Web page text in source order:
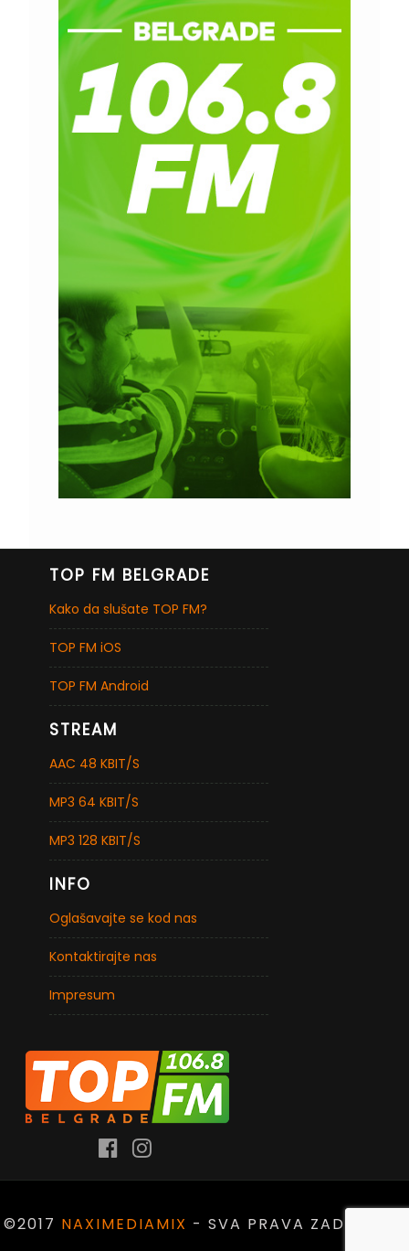
TOP FM BELGRADE
Kako da slušate TOP FM?
TOP FM iOS
TOP FM Android
STREAM
AAC 48 KBIT/S
MP3 64 KBIT/S
MP3 128 KBIT/S
INFO
Oglašavajte se kod nas
Kontaktirajte nas
Impresum
©2017 NAXIMEDIAMIX - SVA PRAVA ZADRŽANA.